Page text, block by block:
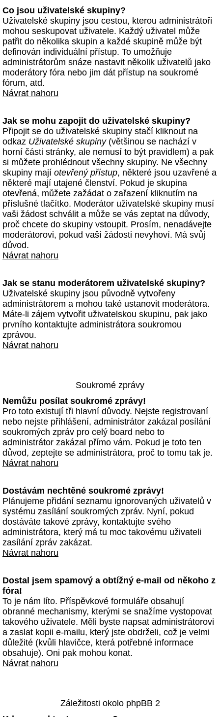
Co jsou uživatelské skupiny?
Uživatelské skupiny jsou cestou, kterou administrátoři
mohou seskupovat uživatele. Každý uživatel může
patřit do několika skupin a každé skupině může být
definován individuální přístup. To umožňuje
administrátorům snáze nastavit několik uživatelů jako
moderátory fóra nebo jim dát přístup na soukromé
fórum, atd.
Návrat nahoru
Jak se mohu zapojit do uživatelské skupiny?
Připojit se do uživatelské skupiny stačí kliknout na
odkaz Uživatelské skupiny(většinou se nachází v
horní části stránky, ale nemusí to být pravidlem) a pak
si můžete prohlédnout všechny skupiny. Ne všechny
skupiny mají otevřený přístup, některé jsou uzavřené a
některé mají utajené členství. Pokud je skupina
otevřená, můžete zažádat o zařazení kliknutím na
příslušné tlačítko. Moderátor uživatelské skupiny musí
vaši žádost schválit a může se vás zeptat na důvody,
proč chcete do skupiny vstoupit. Prosím, nenadávejte
moderátorovi, pokud vaší žádosti nevyhoví. Má svůj
důvod.
Návrat nahoru
Jak se stanu moderátorem uživatelské skupiny?
Uživatelské skupiny jsou původně vytvořeny
administrátorem a mohou také ustanovit moderátora.
Máte-li zájem vytvořit uživatelskou skupinu, pak jako
prvního kontaktujte administrátora soukromou
zprávou.
Návrat nahoru
Soukromé zprávy
Nemůžu posílat soukromé zprávy!
Pro toto existují tři hlavní důvody. Nejste registrovaní
nebo nejste přihlášení, administrátor zakázal posílání
soukromých zpráv pro celý board nebo to
administrátor zakázal přímo vám. Pokud je toto ten
důvod, zeptejte se administrátora, proč to tomu tak je.
Návrat nahoru
Dostávám nechtěné soukromé zprávy!
Plánujeme přidání seznamu ignorovaných uživatelů v
systému zasílání soukromých zpráv. Nyní, pokud
dostáváte takové zprávy, kontaktujte svého
administrátora, který má tu moc takovému uživateli
zasílání zpráv zakázat.
Návrat nahoru
Dostal jsem spamový a obtížný e-mail od někoho z
fóra!
To je nám líto. Příspěvkové formuláře obsahují
obranné mechanismy, kterými se snažíme vystopovat
takového uživatele. Měli byste napsat administrátorovi
a zaslat kopii e-mailu, který jste obdrželi, což je velmi
důležité (kvůli hlavičce, která potřebné informace
obsahuje). Oni pak mohou konat.
Návrat nahoru
Záležitosti okolo phpBB 2